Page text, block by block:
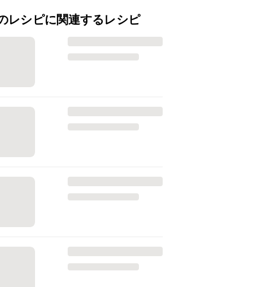
レシピに関連するレシピ